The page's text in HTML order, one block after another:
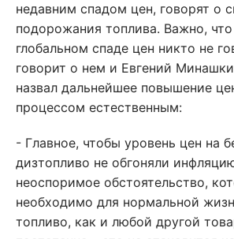
недавним спадом цен, говорят о
подорожания топлива. Важно,
глобальном спаде цен никто не
говорит о нем и Евгений
назвал дальнейшее повышение
процессом естественным:
- Главное, чтобы уровень цен на
дизтопливо не обгоняли
неоспоримое обстоятельство,
необходимо для нормальной
топливо, как и любой другой